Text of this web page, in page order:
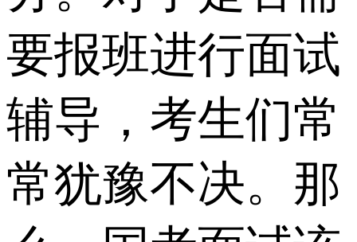
要报班进行面试
辅导，考生们常
常犹豫不决。那